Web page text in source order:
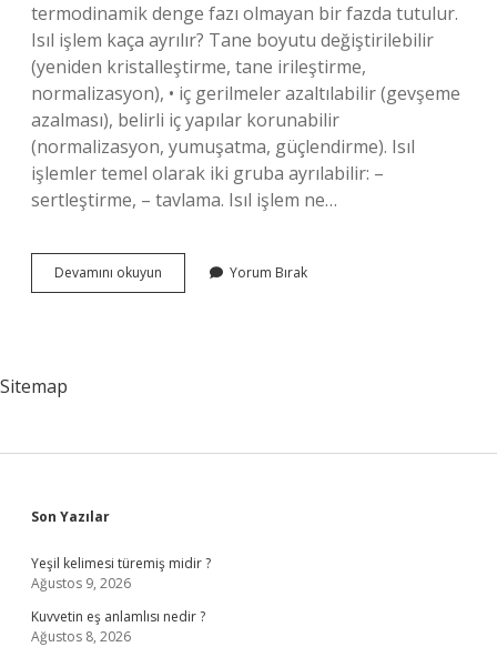
termodinamik denge fazı olmayan bir fazda tutulur.
Isıl işlem kaça ayrılır? Tane boyutu değiştirilebilir
(yeniden kristalleştirme, tane irileştirme,
normalizasyon), • iç gerilmeler azaltılabilir (gevşeme
azalması), belirli iç yapılar korunabilir
(normalizasyon, yumuşatma, güçlendirme). Isıl
işlemler temel olarak iki gruba ayrılabilir: –
sertleştirme, – tavlama. Isıl işlem ne…
Devamını okuyun
Işlem
Yorum Bırak
Sitemap
Sidebar
Son Yazılar
Yeşil kelimesi türemiş midir ?
Ağustos 9, 2026
Kuvvetin eş anlamlısı nedir ?
Ağustos 8, 2026